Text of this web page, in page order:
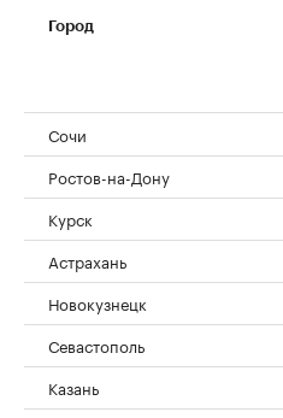
Город
Сочи
Ростов-на-Дону
Курск
Астрахань
Новокузнецк
Севастополь
Казань